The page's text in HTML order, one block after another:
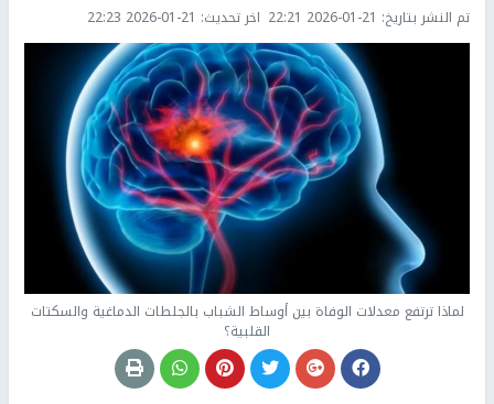
تم النشر بتاريخ: 2026-01-21 22:21 اخر تحديث: 2026-01-21 22:23
لماذا ترتفع معدلات الوفاة بين أوساط الشباب بالجلطات الدماغية والسكتات
القلبية؟